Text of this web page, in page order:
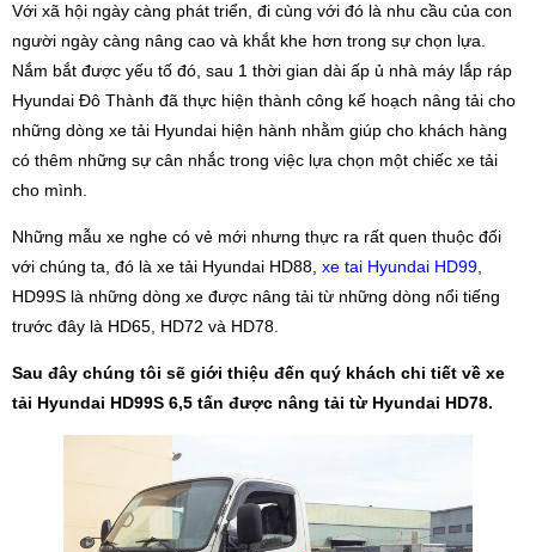
Với xã hội ngày càng phát triển, đi cùng với đó là nhu cầu của con
người ngày càng nâng cao và khắt khe hơn trong sự chọn lựa.
Nắm bắt được yếu tố đó, sau 1 thời gian dài ấp ủ nhà máy lắp ráp
Hyundai Đô Thành đã thực hiện thành công kế hoạch nâng tải cho
những dòng xe tải Hyundai hiện hành nhằm giúp cho khách hàng
có thêm những sự cân nhắc trong việc lựa chọn một chiếc xe tải
cho mình.
Những mẫu xe nghe có vẻ mới nhưng thực ra rất quen thuộc đối
với chúng ta, đó là xe tải Hyundai HD88, xe tai Hyundai HD99
HD99S là những dòng xe được nâng tải từ những dòng nổi tiếng
trước đây là HD65, HD72 và HD78.
Sau đây chúng tôi sẽ giới thiệu đến quý khách chi tiết về xe
tải Hyundai HD99S 6,5 tấn được nâng tải từ Hyundai HD78.